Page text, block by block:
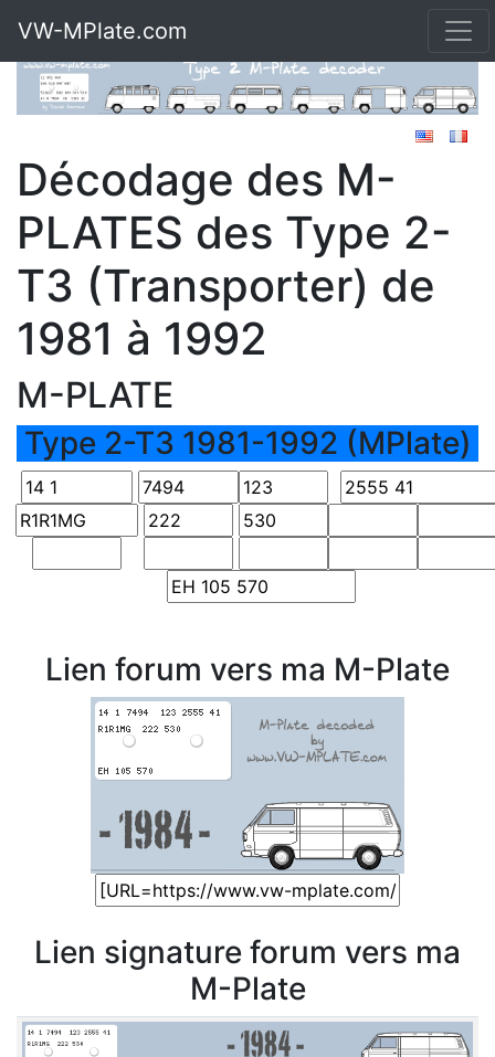
VW-MPlate.com
Décodage des M-
PLATES des Type 2-
T3 (Transporter) de
1981 à 1992
M-PLATE
Type 2-T3 1981-1992 (MPlate)
Lien forum vers ma M-Plate
Lien signature forum vers ma
M-Plate